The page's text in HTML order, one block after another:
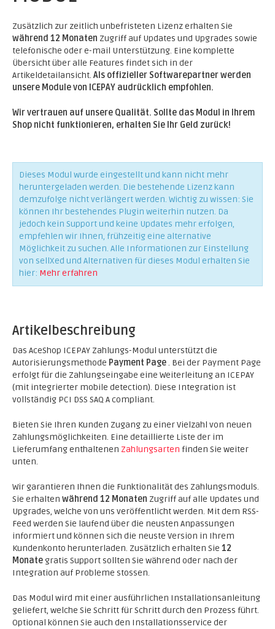
Zusätzlich zur zeitlich unbefristeten Lizenz erhalten Sie
während 12 Monaten Zugriff auf Updates und Upgrades sowie
telefonische oder e-mail Unterstützung. Eine komplette
Übersicht über alle Features findet sich in der
Artikeldetailansicht. Als offizieller Softwarepartner werden
unsere Module von ICEPAY audrücklich empfohlen.
Wir vertrauen auf unsere Qualität. Sollte das Modul in Ihrem
Shop nicht funktionieren, erhalten Sie Ihr Geld zurück!
Dieses Modul wurde eingestellt und kann nicht mehr
heruntergeladen werden. Die bestehende Lizenz kann
demzufolge nicht verlängert werden. Wichtig zu wissen: Sie
können Ihr bestehendes Plugin weiterhin nutzen. Da
jedoch kein Support und keine Updates mehr erfolgen,
empfehlen wir Ihnen, frühzeitig eine alternative
Möglichkeit zu suchen. Alle Informationen zur Einstellung
von sellXed und Alternativen für dieses Modul erhalten Sie
hier: Mehr erfahren
Artikelbeschreibung
Das AceShop ICEPAY Zahlungs-Modul unterstützt die
Autorisierungsmethode Payment Page. Bei der Payment Page
erfolgt für die Zahlungseingabe eine Weiterleitung an ICEPAY
(mit integrierter mobile detection). Diese Integration ist
vollständig PCI DSS SAQ A compliant.
Bieten Sie Ihren Kunden Zugang zu einer Vielzahl von neuen
Zahlungsmöglichkeiten. Eine detaillierte Liste der im
Lieferumfang enthaltenen Zahlungsarten finden Sie weiter
unten.
Wir garantieren Ihnen die Funktionalität des Zahlungsmoduls.
Sie erhalten während 12 Monaten Zugriff auf alle Updates und
Upgrades, welche von uns veröffentlicht werden. Mit dem RSS-
Feed werden Sie laufend über die neusten Anpassungen
informiert und können sich die neuste Version in Ihrem
Kundenkonto herunterladen. Zusätzlich erhalten Sie 12
Monategratis Support sollten Sie während oder nach der
Integration auf Probleme stossen.
Das Modul wird mit einer ausführlichen Installationsanleitung
geliefert, welche Sie Schritt für Schritt durch den Prozess führt.
Optional können Sie auch den Installationsservice der